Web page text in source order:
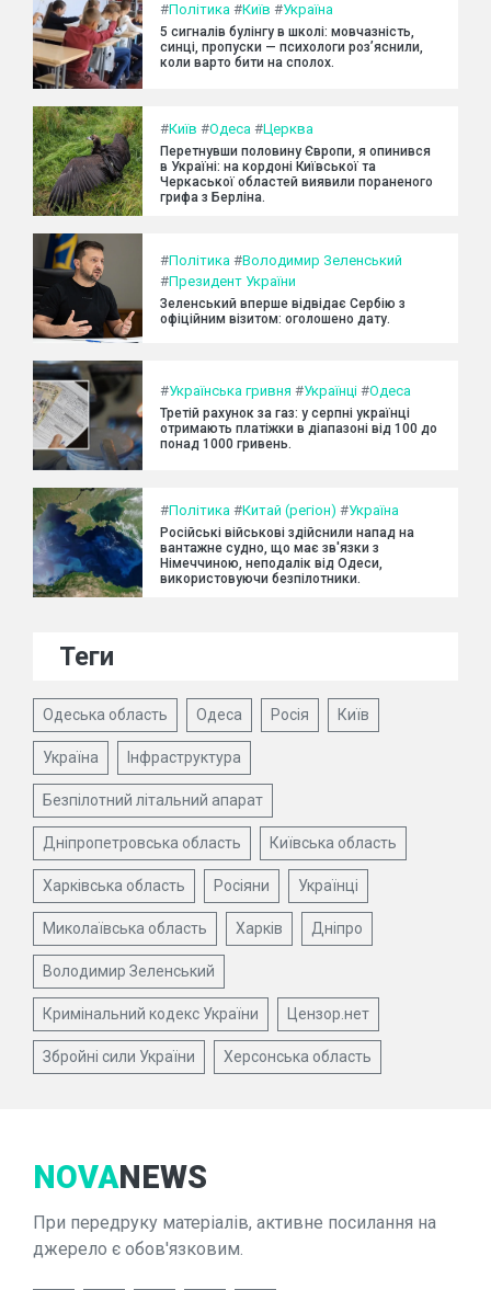
#Політика #Київ #Україна
5 сигналів булінгу в школі: мовчазність,
синці, пропуски — психологи роз’яснили,
коли варто бити на сполох.
#Київ #Одеса #Церква
Перетнувши половину Європи, я опинився
в Україні: на кордоні Київської та
Черкаської областей виявили пораненого
грифа з Берліна.
#Політика #Володимир Зеленський
#Президент України
Зеленський вперше відвідає Сербію з
офіційним візитом: оголошено дату.
#Українська гривня #Українці #Одеса
Третій рахунок за газ: у серпні українці
отримають платіжки в діапазоні від 100 до
понад 1000 гривень.
#Політика #Китай (регіон) #Україна
Російські військові здійснили напад на
вантажне судно, що має зв'язки з
Німеччиною, неподалік від Одеси,
використовуючи безпілотники.
Теги
Одеська область Одеса Росія Київ
Україна Інфраструктура
Безпілотний літальний апарат
Дніпропетровська область Київська область
Харківська область Росіяни Українці
Миколаївська область Харків Дніпро
Володимир Зеленський
Кримінальний кодекс України Цензор.нет
Збройні сили України Херсонська область
NOVANEWS
При передруку матеріалів, активне посилання на
джерело є обов'язковим.